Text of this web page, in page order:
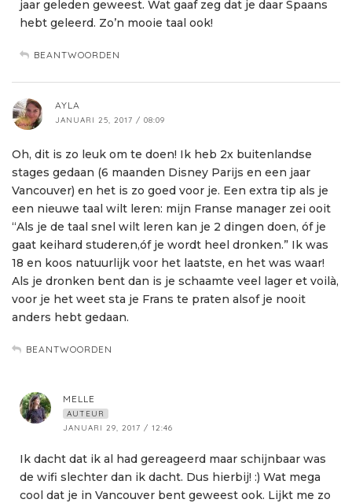
jaar geleden geweest. Wat gaaf zeg dat je daar Spaans
hebt geleerd. Zo’n mooie taal ook!
BEANTWOORDEN
AYLA
JANUARI 25, 2017 / 08:09
Oh, dit is zo leuk om te doen! Ik heb 2x buitenlandse
stages gedaan (6 maanden Disney Parijs en een jaar
Vancouver) en het is zo goed voor je. Een extra tip als je
een nieuwe taal wilt leren: mijn Franse manager zei ooit
“Als je de taal snel wilt leren kan je 2 dingen doen, óf je
gaat keihard studeren,óf je wordt heel dronken.” Ik was
18 en koos natuurlijk voor het laatste, en het was waar!
Als je dronken bent dan is je schaamte veel lager et voilà,
voor je het weet sta je Frans te praten alsof je nooit
anders hebt gedaan.
BEANTWOORDEN
MELLE
AUTEUR
JANUARI 29, 2017 / 12:46
Ik dacht dat ik al had gereageerd maar schijnbaar was
de wifi slechter dan ik dacht. Dus hierbij! :) Wat mega
cool dat je in Vancouver bent geweest ook. Lijkt me zo